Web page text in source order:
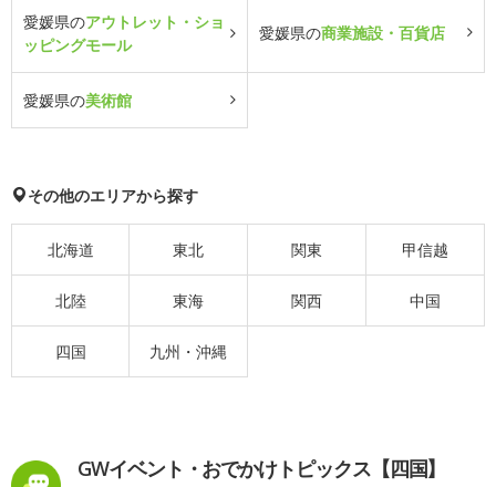
愛媛県のアウトレット・ショ
ッピングモール
愛媛県の商業施設・百貨店
愛媛県の美術館
その他のエリアから探す
北海道 東北 関東 甲信越
北陸 東海 関西 中国
四国 九州・沖縄
GWイベント・おでかけトピックス【四国】